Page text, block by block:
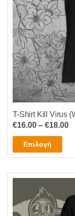
του
T-Shirt Kill Virus
€16.00 – €18.00
Επιλογή
το
έχει
Οι